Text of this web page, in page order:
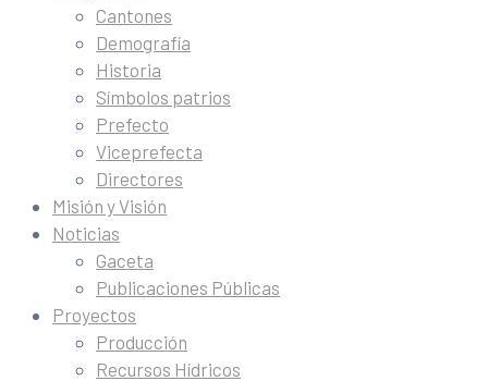
Cantones
Demografía
Historia
Símbolos patrios
Prefecto
Viceprefecta
Directores
Misión y Visión
Noticias
Gaceta
Publicaciones Públicas
Proyectos
Producción
Recursos Hídricos